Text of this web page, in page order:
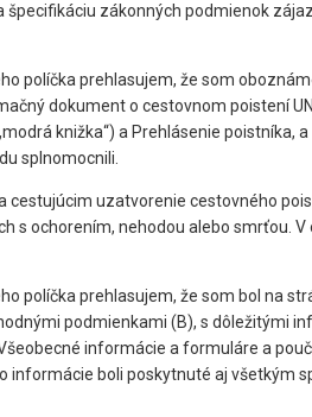
špecifikáciu zákonných podmienok
políčka prehlasujem, že som
dokument o cestovnom poistení
knižka“) a Prehlásenie
splnomocnili.
cestujúcim uzatvorenie cestovného
s ochorením, nehodou alebo smrťou.
políčka prehlasujem, že som bol na
podmienkami (B), s dôležitými
informácie a formuláre a
informácie boli poskytnuté aj všetkým